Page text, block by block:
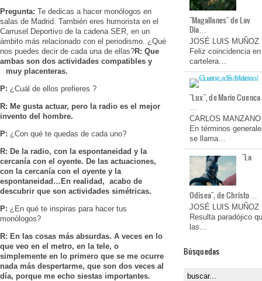
Pregunta: Te dedicas a hacer monólogos en
salas de Madrid. También eres humorista en el
Carrusel Deportivo de la cadena SER, en un
ámbito más relacionado con el periodismo. ¿Qué
nos puedes decir de cada una de ellas?R: Que
ambas son dos actividades compatibles y
muy placenteras.
P: ¿Cuál de ellos prefieres ?
R: Me gusta actuar, pero la radio es el mejor
invento del hombre.
P: ¿Con qué te quedas de cada uno?
R: De la radio, con la espontaneidad y la
cercanía con el oyente. De las actuaciones,
con la cercanía con el oyente y la
espontaneidad…En realidad, acabo de
descubrir que son actividades simétricas.
P: ¿En qué te inspiras para hacer tus
monólogos?
R: En las cosas más absurdas. A veces en lo
que veo en el metro, en la tele, o
simplemente en lo primero que se me ocurre
nada más despertarme, que son dos veces al
día, porque me echo siestas importantes.
"Magallanes" de Lav
Dia…
JOSÉ LUIS MUÑOZ
Feliz coincidencia en
cartelera…
"Lux", de Mario Cuenca
…
CARLOS MANZANO
En términos
se llama…
"La
Odisea", de Christo…
JOSÉ LUIS MUÑOZ
Resulta paradójico
las…
Búsquedas